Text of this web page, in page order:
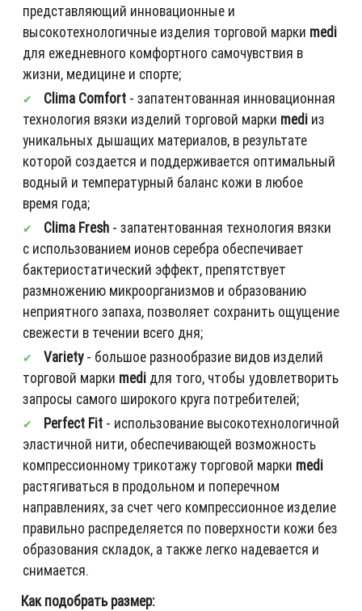
представляющий инновационные и
высокотехнологичные изделия торговой марки medi
для ежедневного комфортного самочувствия в
жизни, медицине и спорте;
Clima Comfort - запатентованная инновационная
технология вязки изделий торговой марки medi из
уникальных дышащих материалов, в результате
которой создается и поддерживается оптимальный
водный и температурный баланс кожи в любое
время года;
Clima Fresh - запатентованная технология вязки
с использованием ионов серебра обеспечивает
бактериостатический эффект, препятствует
размножению микроорганизмов и образованию
неприятного запаха, позволяет сохранить ощущение
свежести в течении всего дня;
Variety- большое разнообразие видов изделий
торговой марки medi для того, чтобы удовлетворить
запросы самого широкого круга потребителей;
Perfect Fit - использование высокотехнологичной
эластичной нити, обеспечивающей возможность
компрессионному трикотажу торговой марки medi
растягиваться в продольном и поперечном
направлениях, за счет чего компрессионное изделие
правильно распределяется по поверхности кожи без
образования складок, а также легко надевается и
снимается.
Как подобрать размер: